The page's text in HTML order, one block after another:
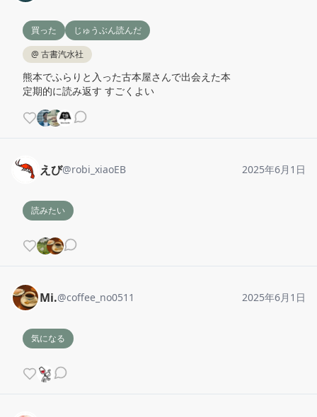
買った
じゅうぶん読んだ
@ 古書汽水社
熊本でふらりと入った古本屋さんで出会えた本
定期的に読み返す すごくよい
えび@robi_xiaoEB 2025年6月1日
読みたい
Mi.@coffee_no0511 2025年6月1日
気になる